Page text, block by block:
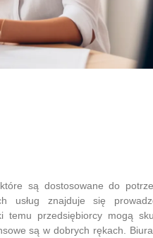
są dostosowane do
usług znajduje się
temu przedsiębiorcy mogą
są w dobrych rękach.